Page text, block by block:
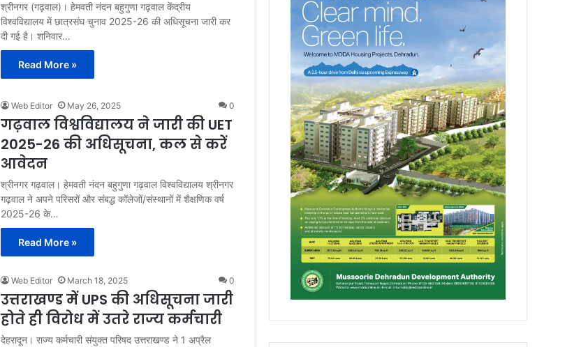
श्रीनगर (गढ़वाल)। हेमवती नंदन बहुगुणा गढ़वाल केंद्रीय
विश्वविद्यालय में छात्रसंघ चुनाव 2025-26 की अधिसूचना जारी कर
दी गई है। शनिवार…
Read More »
Web Editor May 26, 2025 0
गढ़वाल विश्वविद्यालय ने जारी की UET
2025-26 की अधिसूचना, कल से करें
आवेदन
श्रीनगर गढ़वाल। हेमवती नंदन बहुगुणा गढ़वाल विश्वविद्यालय श्रीनगर
गढ़वाल ने अपने परिसरों और संबद्ध कॉलेजों/संस्थानों में शैक्षणिक वर्ष
2025-26 के…
Read More »
Web Editor March 18, 2025 0
उत्तराखण्ड में UPS की अधिसूचना जारी
होते ही विरोध में उतरे राज्य कर्मचारी
देहरादून। राज्य कर्मचारी संयुक्त परिषद उत्तराखण्ड ने 1 अप्रैल